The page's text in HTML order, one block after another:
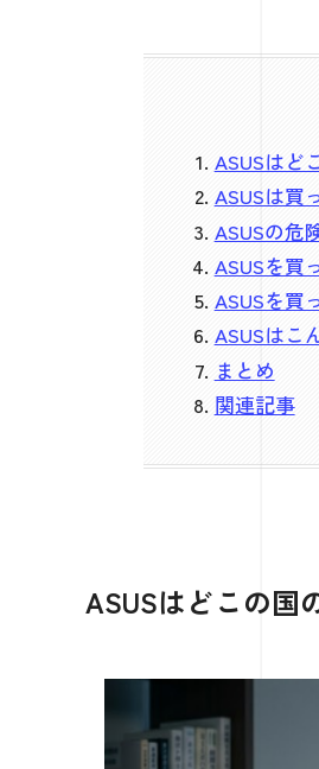
ASUSはど
ASUSは買
ASUSの危
ASUSを買
ASUSを買
ASUSはこ
まとめ
関連記事
ASUSはどこの国